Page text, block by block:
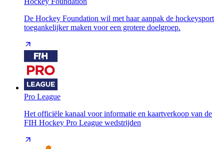
De Hockey Foundation wil met haar aanpak de hockeysport
toegankelijker maken voor een grotere doelgroep.
Pro League
Het officiële kanaal voor informatie en kaartverkoop van de
FIH Hockey Pro League wedstrijden